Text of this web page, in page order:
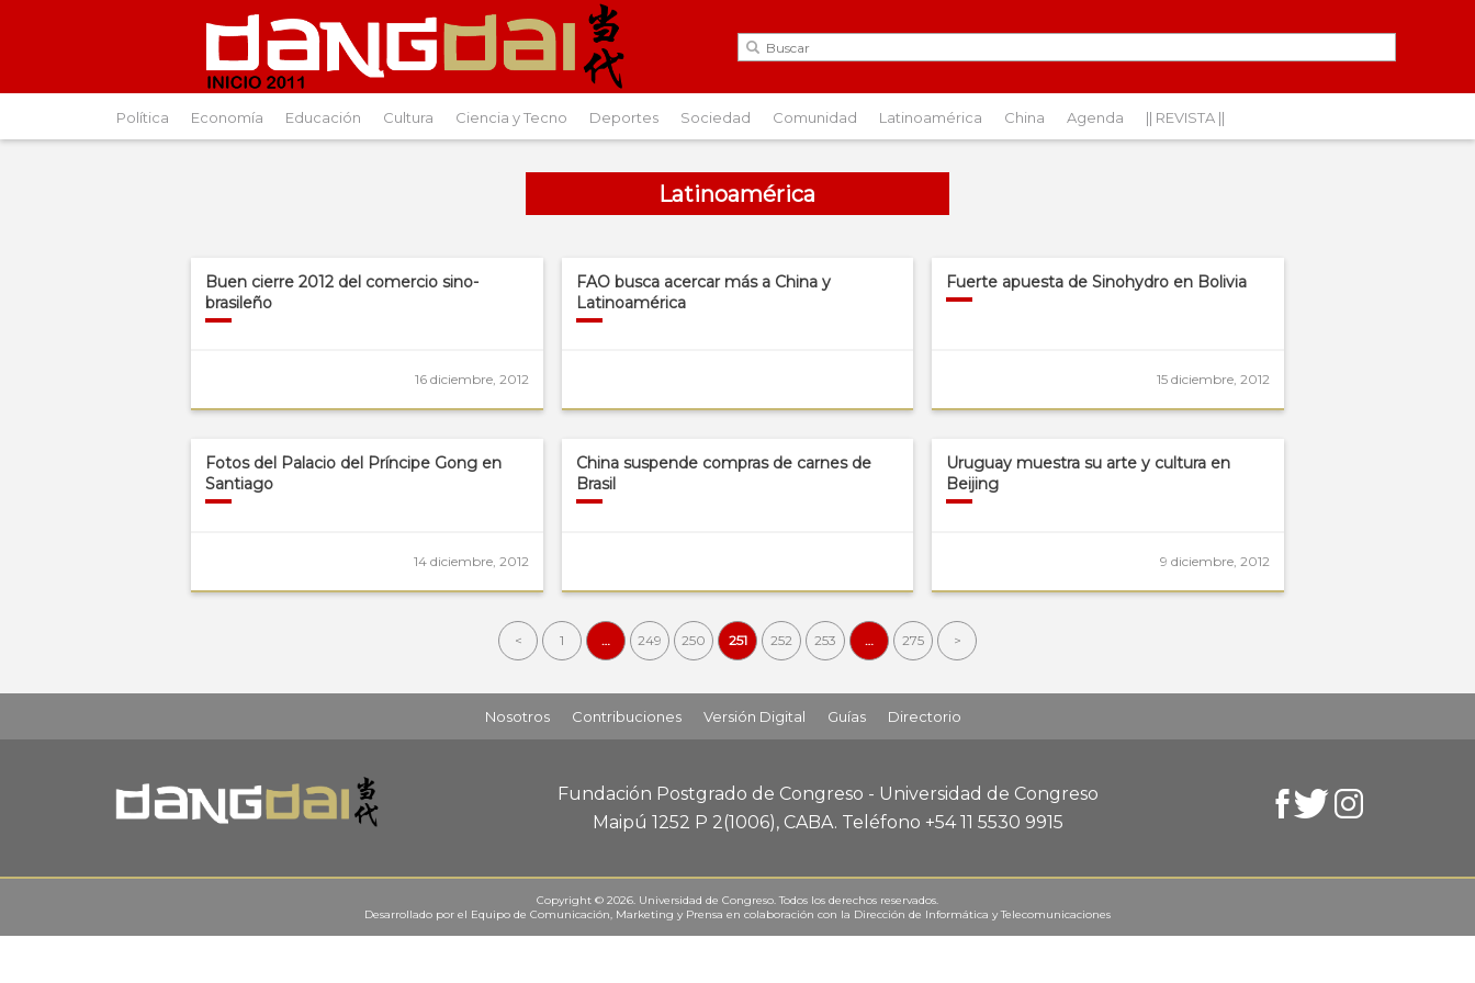
Política Economía Educación Cultura Ciencia y Tecno Deportes Sociedad Comunidad Latinoamérica China Agenda || REVISTA ||
Latinoamérica
Buen cierre 2012 del comercio sino-
brasileño
16 diciembre, 2012
FAO busca acercar más a China y
Latinoamérica
Fuerte apuesta de Sinohydro en Bolivia
15 diciembre, 2012
Fotos del Palacio del Príncipe Gong en
Santiago
14 diciembre, 2012
China suspende compras de carnes de
Brasil
Uruguay muestra su arte y cultura en
Beijing
9 diciembre, 2012
< 1 … 249 250 251 252 253 … 275 >
Nosotros Contribuciones Versión Digital Guías Directorio
Fundación Postgrado de Congreso - Universidad de Congreso
Maipú 1252 P 2 (1006), CABA. Teléfono +54 11 5530 9915
Copyright © 2026. Universidad de Congreso. Todos los derechos reservados.
Desarrollado por el Equipo de Comunicación, Marketing y Prensa en colaboración con la Dirección de Informática y Telecomunicaciones